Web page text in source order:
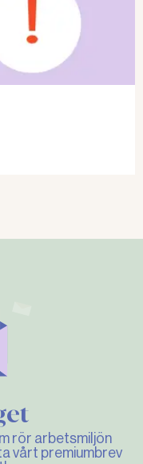
rör arbetsmiljön
vårt premiumbrev